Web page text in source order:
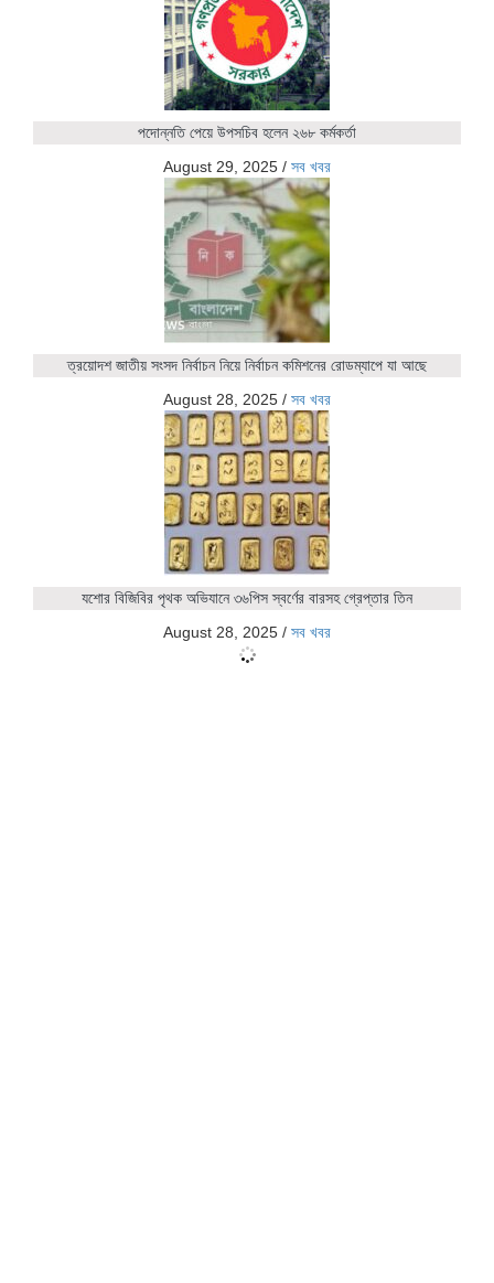
পদোন্নতি পেয়ে উপসচিব হলেন ২৬৮ কর্মকর্তা
August 29, 2025 / সব খবর
ত্রয়োদশ জাতীয় সংসদ নির্বাচন নিয়ে নির্বাচন কমিশনের রোডম্যাপে যা আছে
August 28, 2025 / সব খবর
যশোর বিজিবির পৃথক অভিযানে ৩৬পিস স্বর্ণের বারসহ গ্রেপ্তার তিন
August 28, 2025 / সব খবর